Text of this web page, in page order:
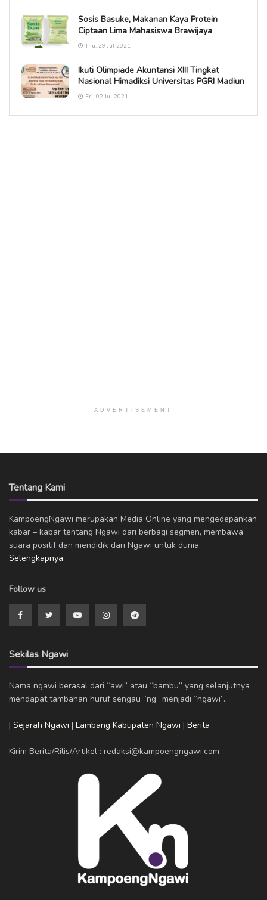
Sosis Basuke, Makanan Kaya Protein
Ciptaan Lima Mahasiswa Brawijaya
Thu, 29 Jul 2021
Ikuti Olimpiade Akuntansi XIII Tingkat
Nasional Himadiksi Universitas PGRI Madiun
Fri, 02 Jul 2021
ADVERTISEMENT
Tentang Kami
KampoengNgawi merupakan Media Online yang mengedepankan
kabar – kabar tentang Ngawi dari berbagi segmen, membawa
suara positif dan mendidik dari Ngawi untuk dunia.
Selengkapnya..
Follow us
Sekilas Ngawi
Nama ngawi berasal dari “awi” atau “bambu” yang selanjutnya
mendapat tambahan huruf sengau “ng” menjadi “ngawi”.
| Sejarah Ngawi | Lambang Kabupaten Ngawi | Berita
Kirim Berita/Rilis/Artikel : redaksi@kampoengngawi.com